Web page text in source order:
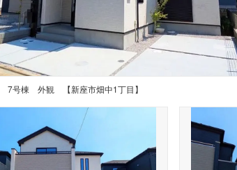
7号棟 外観 【新座市畑中1丁目】